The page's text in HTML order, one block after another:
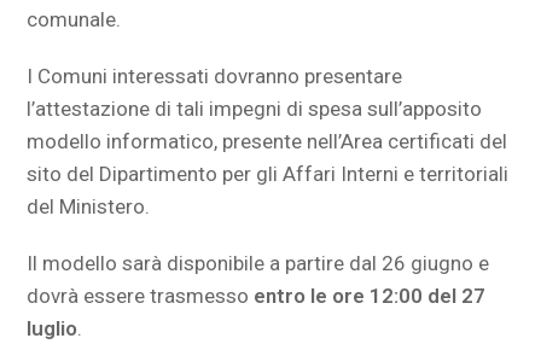
comunale.
I Comuni interessati dovranno presentare
l’attestazione di tali impegni di spesa sull’apposito
modello informatico, presente nell’Area certificati del
sito del Dipartimento per gli Affari Interni e territoriali
del Ministero.
Il modello sarà disponibile a partire dal 26 giugno e
dovrà essere trasmesso entro le ore 12:00 del 27
luglio.